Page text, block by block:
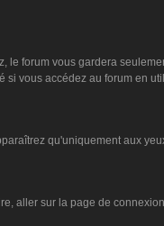
le forum vous gardera
vous accédez au forum en
qu'uniquement aux
aller sur la page de